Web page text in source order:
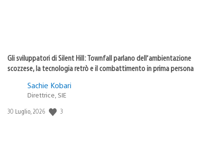
Gli sviluppatori di Silent Hill: Townfall parlano dell’ambientazione
scozzese, la tecnologia retrò e il combattimento in prima persona
Sachie Kobari
Direttrice, SIE
Data
30 Luglio, 2026 3